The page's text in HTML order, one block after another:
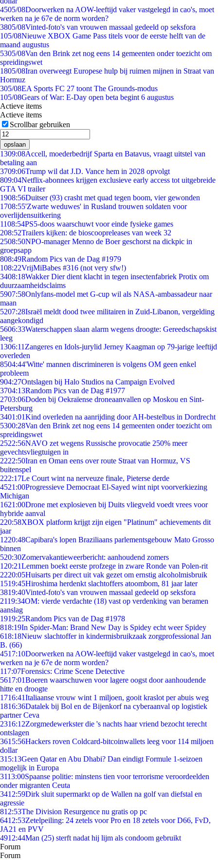
4505/08Doorwerken na AOW-leeftijd vaker vastgelegd in cao's, moet
werken na je 67e de norm worden?
3805/08Vinted-foto's van vrouwen massaal gedeeld op seksfora
105/08Nieuwe XBOX Game Pass titels voor de eerste helft van de
maand augustus
5305/08Van den Brink zet nog eens 14 gemeenten onder toezicht om
spreidingswet
1805/08Iran overweegt Europese hulp bij ruimen mijnen in Straat van
Hormuz
305/08EA Sports FC 27 toont The Grounds-modus
105/08Gears of War: E-Day open beta begint 6 augustus
Actieve items
Actieve items
Scrollbar gebruiken
opslaan
1309:08Accell, moederbedrijf Sparta en Batavus, vraagt uitstel van
betaling aan
3709:06Trump wil dat J.D. Vance hem in 2028 opvolgt
809:04Netflix-abonnees krijgen exclusieve early access tot uitgebreide
GTA VI trailer
1908:56Duitser (93) crasht met quad tegen boom, vier gewonden
1708:55'Zwarte weduwes' in Rusland trouwen soldaten voor
overlijdensuitkering
1108:54PS5-doos waarschuwt voor einde fysieke games
208:52Trailers kijken: de bioscoopreleases van week 32
2508:50NPO-manager Menno de Boer geschorst na dickpic in
groepsapp
808:49Random Pics van de Dag #1979
108:22VrijMiBabes #316 (not very sfw!)
3408:18Wakker Dier dient klacht in tegen insectenfabriek Protix om
duurzaamheidsclaims
5907:58Onlyfans-model met G-cup wil als NASA-ambassadeur naar
maan
5207:28Israël meldt dood twee militairen in Zuid-Libanon, vergelding
aangekondigd
5606:33Waterschappen slaan alarm wegens droogte: Gereedschapskist
leeg
1306:11 Zangeres en Idols-jurylid Jerney Kaagman op 79-jarige leeftijd
overleden
8504:44'Witte' mannen discrimineren is volgens OM geen enkel
probleem
904:27Ontslagen bij Halo Studios na Campaign Evolved
3704:13Random Pics van de Dag #1977
2703:06Doden bij Oekraïense droneaanvallen op Moskou en Sint-
Petersburg
3401:01Kind overleden na aanrijding door AH-bestelbus in Dordrecht
5300:28Van den Brink zet nog eens 14 gemeenten onder toezicht om
spreidingswet
2522:56NAVO zet wegens Russische provocatie 250% meer
gevechtsvliegtuigen in
2222:50Iran en Oman eens over route Straat van Hormuz, VS
buitenspel
222:17Le Court wint na nerveuze finale, Pieterse derde
4521:00Progressieve Democraat El-Sayed wint nipt voorverkiezing
Michigan
1621:00Drone met explosieven bij Duits vliegveld voedt vrees voor
hybride aanval
220:58XBOX platform krijgt zijn eigen "Platinum" achievements dit
jaar
1220:48Capibara's lopen Braziliaans parlementsgebouw Mato Grosso
binnen
520:30Zomervakantieweerbericht: aanhoudend zomers
1 20:21Lemmen boekt eerste profzege in zware Ronde van Polen-rit
2220:05Huisarts per direct uit vak gezet om ernstig alcoholmisbruik
1519:45Hiroshima herdenkt slachtoffers atoombom, 81 jaar later
3819:40Vinted-foto's van vrouwen massaal gedeeld op seksfora
2119:34OM: vierde verdachte (18) vast op verdenking van beramen
aanslag
1919:25Random Pics van de Dag #1978
818:19In Spider-Man: Brand New Day is Spidey echt weer Spidey
618:18Nieuw slachtoffer in kindermisbruikzaak zorgprofessional Jan
B. (66)
4517:10Doorwerken na AOW-leeftijd vaker vastgelegd in cao's, moet
werken na je 67e de norm worden?
117:07Forensics: Crime Scene Detective
5617:01Boeren waarschuwen voor lagere oogst door aanhoudende
hitte en droogte
1716:41Italiaanse vrouw wint 1 miljoen, gooit kraslot per abuis weg
1816:36Datalek bij Bol en de Bijenkorf na cyberaanval op logistiek
partner Ceva
2316:12Zorgmedewerkster die 's nachts haar vriend bezocht terecht
ontslagen
3615:56Hackers roven Coldcard-bitcoinwallets leeg voor 114 miljoen
dollar
315:13Geen Qatar en Abu Dhabi? Dan eindigt Formule 1-seizoen
mogelijk in Europa
3113:00Spaanse politie: minstens tien voor terrorisme veroordeelden
onder migranten Ceuta
3412:59Dirk sluit supermarkt op de Wallen na golf van diefstal en
agressie
812:53The Division Resurgence nu gratis op pc
6412:53Zetelpeiling: 24 zetels voor Pro en 18 zetels voor D66, FvD,
JA21 en PVV
4912:44Man (25) sterft nadat hij lijm als condoom gebruikt
Forum
Forum